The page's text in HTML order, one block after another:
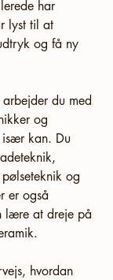
har
lyst til at
og få ny
du med
og
især kan. Du
og
er også
lære at dreje på
hvordan